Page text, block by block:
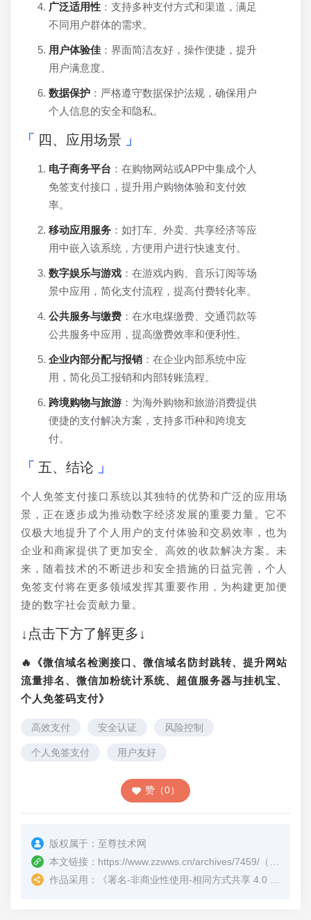
广泛适用性 ：支持多种支付方式和渠道，满足
不同用户群体的需求。
用户体验佳 ：界面简洁友好，操作便捷，提升
用户满意度。
数据保护 ：严格遵守数据保护法规，确保用户
个人信息的安全和隐私。
四、应用场景
电子商务平台 ：在购物网站或APP中集成个人
免签支付接口，提升用户购物体验和支付效
率。
移动应用服务 ：如打车、外卖、共享经济等应
用中嵌入该系统，方便用户进行快速支付。
数字娱乐与游戏 ：在游戏内购、音乐订阅等场
景中应用，简化支付流程，提高付费转化率。
公共服务与缴费 ：在水电煤缴费、交通罚款等
公共服务中应用，提高缴费效率和便利性。
企业内部分配与报销 ：在企业内部系统中应
用，简化员工报销和内部转账流程。
跨境购物与旅游 ：为海外购物和旅游消费提供
便捷的支付解决方案，支持多币种和跨境支
付。
五、结论
个人免签支付接口系统以其独特的优势和广泛的应用场
景，正在逐步成为推动数字经济发展的重要力量。它不
仅极大地提升了个人用户的支付体验和交易效率，也为
企业和商家提供了更加安全、高效的收款解决方案。未
来，随着技术的不断进步和安全措施的日益完善，个人
免签支付将在更多领域发挥其重要作用，为构建更加便
捷的数字社会贡献力量。
↓点击下方了解更多↓
🔥《微信域名检测接口、微信域名防封跳转、提升网站
流量排名、微信加粉统计系统、超值服务器与挂机宝、
个人免签码支付》
高效支付 安全认证 风险控制
个人免签支付 用户友好
赞（0）
版权属于： 至尊技术网
本文链接： https://www.zzwws.cn/archives/7459/ （转载时请注明本文出处及文章链接）
作品采用：
《署名-非商业性使用-相同方式共享 4.0 国际 (CC BY-NC-SA 4.0)